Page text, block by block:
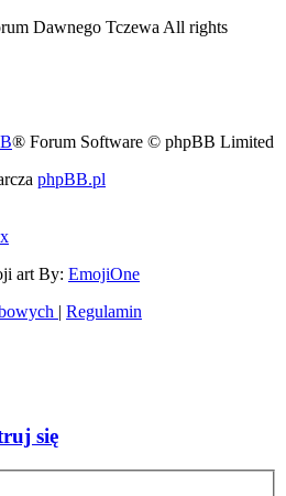
Dawnego Tczewa All rights
® Forum Software © phpBB Limited
phpBB.pl
art By: EmojiOne
| Regulamin
się